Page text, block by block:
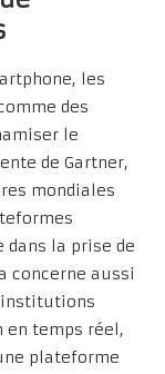
les
des
le
de Gartner,
mondiales
la prise de
concerne aussi
institutions
en temps réel,
plateforme